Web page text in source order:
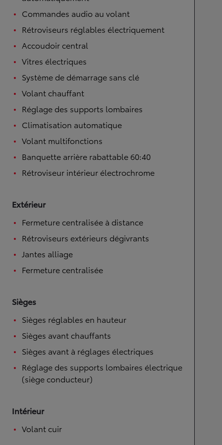
Commandes audio au volant
Rétroviseurs réglables électriquement
Accoudoir central
Vitres électriques
Système de démarrage sans clé
Volant chauffant
Réglage des supports lombaires
Climatisation automatique
Volant multifonctions
Banquette arrière rabattable 60:40
Rétroviseur intérieur électrochrome
Extérieur
Fermeture centralisée à distance
Rétroviseurs extérieurs dégivrants
Jantes alliage
Fermeture centralisée
Sièges
Sièges réglables en hauteur
Sièges avant chauffants
Sièges avant à réglages électriques
Réglage des supports lombaires électrique
(siège conducteur)
Intérieur
Volant cuir